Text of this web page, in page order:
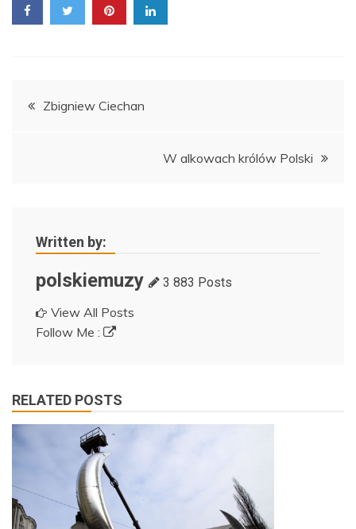
Nawigacja
Zbigniew Ciechan
W alkowach królów Polski
Written by:
polskiemuzy 3 883 Posts
View All Posts
Follow Me :
RELATED POSTS